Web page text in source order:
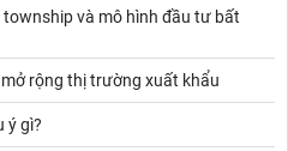
và mô hình đầu tư bất
rộng thị trường xuất khẩu
ý gì?